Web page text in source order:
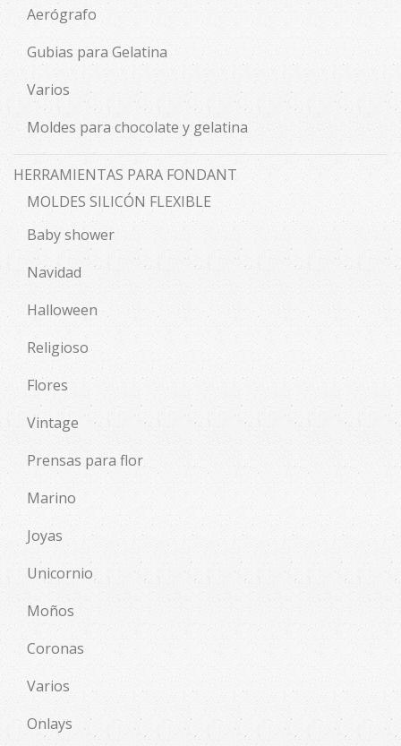
Aerógrafo
Gubias para Gelatina
Varios
Moldes para chocolate y gelatina
HERRAMIENTAS PARA FONDANT
MOLDES SILICÓN FLEXIBLE
Baby shower
Navidad
Halloween
Religioso
Flores
Vintage
Prensas para flor
Marino
Joyas
Unicornio
Moños
Coronas
Varios
Onlays